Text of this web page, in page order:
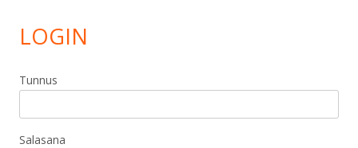
LOGIN
Tunnus
Salasana